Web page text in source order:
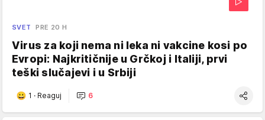
SVET PRE 20 H
Virus za koji nema ni leka ni vakcine kosi po
Evropi: Najkritičnije u Grčkoj i Italiji, prvi
teški slučajevi i u Srbiji
1 · Reaguj 6